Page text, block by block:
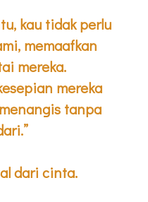
kau tidak perlu
memaafkan
mereka.
mereka
tanpa
dari cinta.